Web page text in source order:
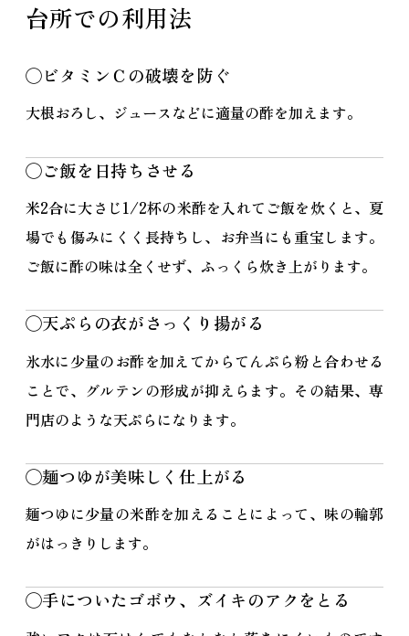
台所での利用法
◯ビタミンＣの破壊を防ぐ
大根おろし、ジュースなどに適量の酢を加えます。
◯ご飯を日持ちさせる
米2合に大さじ1/2杯の米酢を入れてご飯を炊くと、夏
場でも傷みにくく長持ちし、お弁当にも重宝します。
ご飯に酢の味は全くせず、ふっくら炊き上がります。
◯天ぷらの衣がさっくり揚がる
氷水に少量のお酢を加えてからてんぷら粉と合わせる
ことで、グルテンの形成が抑えらます。その結果、専
門店のような天ぷらになります。
◯麺つゆが美味しく仕上がる
麺つゆに少量の米酢を加えることによって、味の輪郭
がはっきりします。
◯手についたゴボウ、ズイキのアクをとる